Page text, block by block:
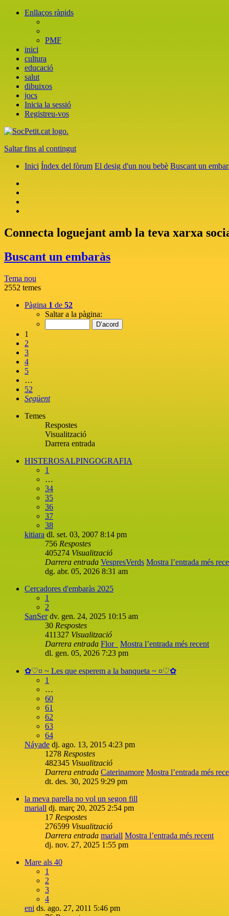
Enllaços ràpids
PMF
inici
cultura
educació
salut
dibuixos
jocs
Inicia la sessió
Registreu-vos
Saltar fins al contingut
Inici Índex del fòrum El desig d'un nou bebè Buscant un
Connecta loguejant amb la teva xarxa
Buscant un embaràs
Tema nou
2552 temes
Pàgina 1 de 52
Saltar a la pàgina:
1
2
3
4
5
…
52
Següent
Temes
Respostes
Visualització
Darrera entrada
HISTEROSALPINGOGRAFIA
1
…
34
35
36
37
38
kitiara dl. set. 03, 2007 8:14 pm
756 Respostes
405274 Visualització
Darrera entrada VespresVerds Mostra l’entrada més
dg. abr. 05, 2026 8:31 am
Cercadores d'embaràs 2025
1
2
SanSer dv. gen. 24, 2025 10:15 am
30 Respostes
411327 Visualització
Darrera entrada Flor_
Mostra l’entrada més recent
dl. gen. 05, 2026 7:23 pm
✿♡¤ ~ Les que esperem a la banqueta ~ ¤♡✿
1
…
60
61
62
63
64
Náyade dj. ago. 13, 2015 4:23 pm
1278 Respostes
482345 Visualització
Darrera entrada Caterinamore Mostra l’entrada més
dt. des. 30, 2025 9:29 pm
la meva parella no vol un segon fill
mariall dj. març 20, 2025 2:54 pm
17 Respostes
276599 Visualització
Darrera entrada mariall Mostra l’entrada més recent
dj. nov. 27, 2025 1:55 pm
Mare als 40
1
2
3
4
eni ds. ago. 27, 2011 5:46 pm